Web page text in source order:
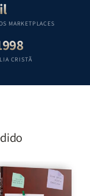
MARKETPLACES
CRISTÃ